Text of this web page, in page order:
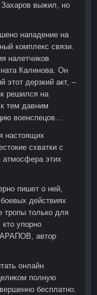
Захаров выжил, но
нападение на
комплекс связи.
налетчиков
Калинова. Он
этот дерзкий акт, –
решился на
тем давним
военспецов…
настоящих
схватки с
атмосфера этих
пишет о ней,
действиях
тропы только для
кто упорно
автор
онлайн
полную
бесплатно.